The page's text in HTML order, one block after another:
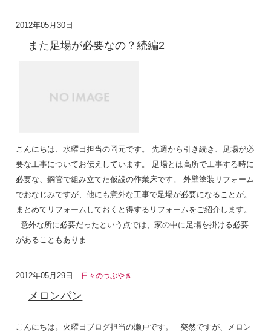
2012年05月30日
また足場が必要なの？続編2
こんにちは、水曜日担当の岡元です。 先週から引き続き、足場が必
要な工事についてお伝えしています。 足場とは高所で工事する時に
必要な、鋼管で組み立てた仮設の作業床です。 外壁塗装リフォーム
でおなじみですが、他にも意外な工事で足場が必要になることが。
まとめてリフォームしておくと得するリフォームをご紹介します。
意外な所に必要だったという点では、家の中に足場を掛ける必要
があることもありま
2012年05月29日 日々のつぶやき
メロンパン
こんにちは。火曜日ブログ担当の瀬戸です。 突然ですが、メロン